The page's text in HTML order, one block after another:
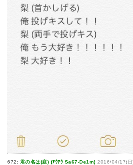
672: 君の名は(庭) (ｱｳｱｳ Sa67-De1m) 2016/04/17(